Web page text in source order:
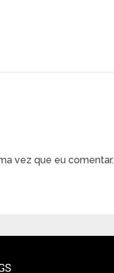
vez que eu comentar.